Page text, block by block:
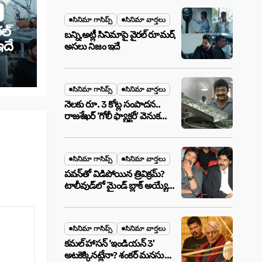
సినిమా గాసిప్స్ సినిమా వార్తలు
బన్ని,అట్లీ సినిమాపై వైరల్ రూమర్,
అసలు నిజం ఇదే
సినిమా గాసిప్స్ సినిమా వార్తలు
నెలకు రూ. 3 కోట్ల సంపాదన..
రాజశేఖర్ ‘గోలీ ఫ్యాక్టరీ’ వెనుక
సినిమా గాసిప్స్ సినిమా వార్తలు
పవన్‌తో విడిపోయిన త్రివిక్రమ్?
టాలీవుడ్‌లో మైండ్ బ్లాక్ అయ్యే
సినిమా గాసిప్స్ సినిమా వార్తలు
కమల్ హాసన్ ‘ఇండియన్ 3’
అటకెక్కినట్లేనా? శంకర్ మనసులో